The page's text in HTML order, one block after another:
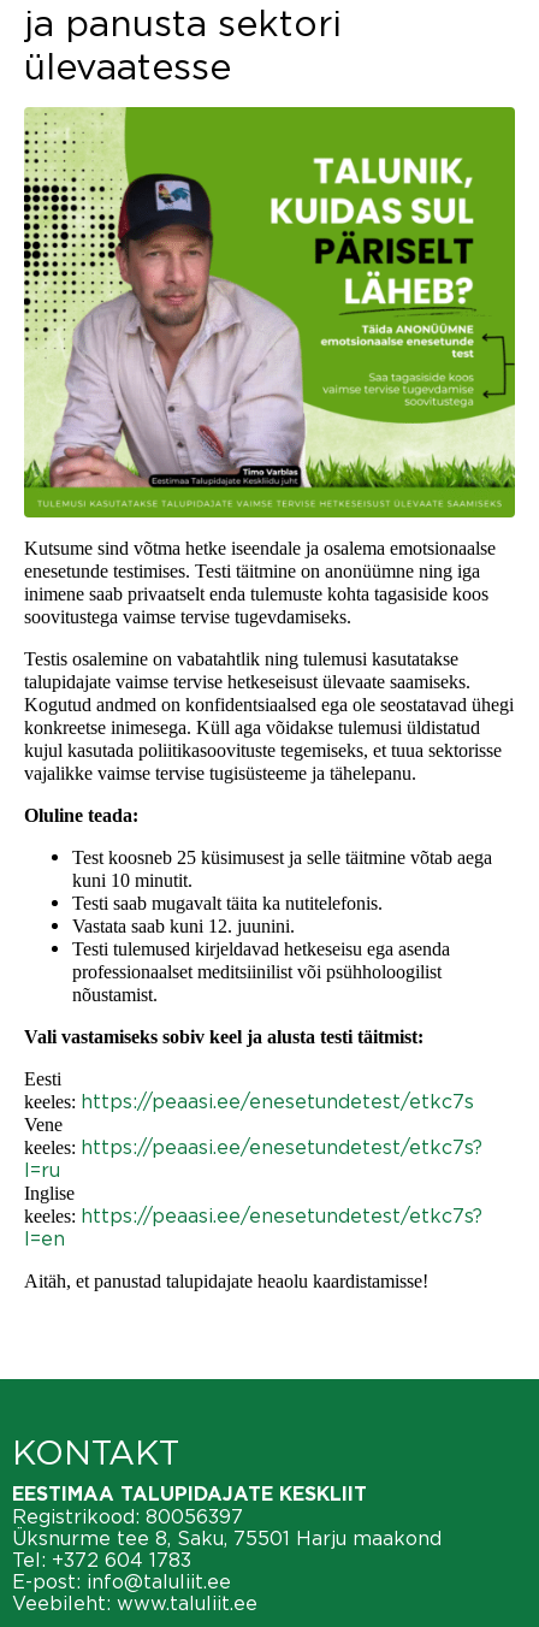
ja panusta sektori
ülevaatesse
Kutsume sind võtma hetke iseendale ja osalema emotsionaalse
enesetunde testimises. Testi täitmine on anonüümne ning iga
inimene saab privaatselt enda tulemuste kohta tagasiside koos
soovitustega vaimse tervise tugevdamiseks.
Testis osalemine on vabatahtlik ning tulemusi kasutatakse
talupidajate vaimse tervise hetkeseisust ülevaate saamiseks.
Kogutud andmed on konfidentsiaalsed ega ole seostatavad ühegi
konkreetse inimesega. Küll aga võidakse tulemusi üldistatud
kujul kasutada poliitikasoovituste tegemiseks, et tuua sektorisse
vajalikke vaimse tervise tugisüsteeme ja tähelepanu.
Oluline teada:
Test koosneb 25 küsimusest ja selle täitmine võtab aega
kuni 10 minutit.
Testi saab mugavalt täita ka nutitelefonis.
Vastata saab kuni 12. juunini.
Testi tulemused kirjeldavad hetkeseisu ega asenda
professionaalset meditsiinilist või psühholoogilist
nõustamist.
Vali vastamiseks sobiv keel ja alusta testi täitmist:
Eesti
keeles: https://peaasi.ee/enesetundetest/etkc7s
Vene
keeles: https://peaasi.ee/enesetundetest/etkc7s?
l=ru
Inglise
keeles: https://peaasi.ee/enesetundetest/etkc7s?
l=en
Aitäh, et panustad talupidajate heaolu kaardistamisse!
KONTAKT
EESTIMAA TALUPIDAJATE KESKLIIT
Registrikood: 80056397
Üksnurme tee 8, Saku, 75501 Harju maakond
Tel: +372 604 1783
E-post: info@taluliit.ee
Veebileht: www.taluliit.ee